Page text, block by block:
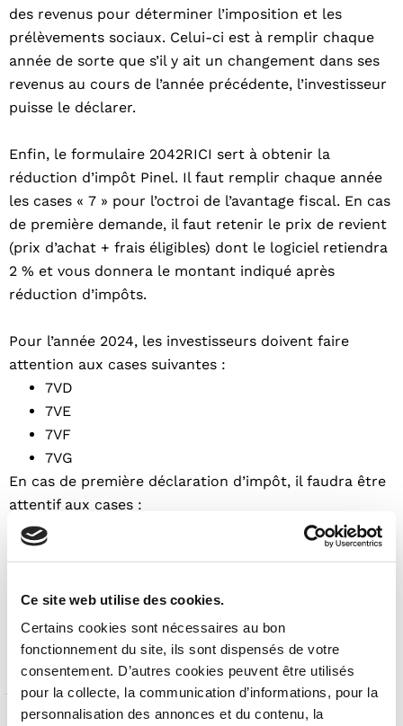
Ce site web utilise des cookies.
Certains cookies sont nécessaires au bon
fonctionnement du site, ils sont dispensés de votre
consentement. D’autres cookies peuvent être utilisés
pour la collecte, la communication d’informations, pour la
personnalisation des annonces et du contenu, la
des revenus pour déterminer l’imposition et les
prélèvements sociaux. Celui-ci est à remplir chaque
année de sorte que s’il y ait un changement dans ses
revenus au cours de l’année précédente, l’investisseur
puisse le déclarer.
Enfin, le formulaire 2042RICI sert à obtenir la
réduction d’impôt Pinel. Il faut remplir chaque année
les cases « 7 » pour l’octroi de l’avantage fiscal. En cas
de première demande, il faut retenir le prix de revient
(prix d’achat + frais éligibles) dont le logiciel retiendra
2 % et vous donnera le montant indiqué après
réduction d’impôts.
Pour l’année 2024, les investisseurs doivent faire
attention aux cases suivantes :
7VD
7VE
7VF
7VG
En cas de première déclaration d’impôt, il faudra être
attentif aux cases :
7QR
7QU
Déclaration de revenus 2024 : quels
justificatifs en cas de contrôle ?